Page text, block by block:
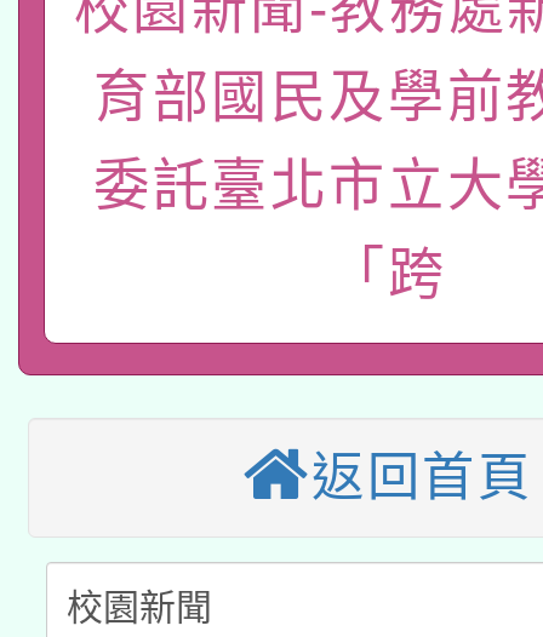
年度健康促進學校輔導
業成長研習」實施計畫
原住民族教育政策研討
族教育國際趨勢與發展
新北市政府教育局辦理
師專業成長研習實施計
方素養工作坊新北場」
函轉國立臺灣師範大學
族語言臺北學習中心
「族語學習班」招生簡
轉知有關國立成功大學
文教學共融平台-教案
教育部國民及學前教
年度COVID-19疫苗接
接種對象擴大為「滿6
接種之民眾」措施，
月28日止
轉知經濟部水利署委託
業技術研究院辦理「
用水績優單位及節水達
115年8月22日(星期六
桃園市孔廟祈福系列
開 智慧啟航」
2026年桃園地景藝術
「2026桃園藝術巡演
關事宜
轉知教育部國民及學前
國立臺灣師範大學辦理
函轉國家教育研究院中
育部國民及學前
委託臺北市立大
「跨
返回首頁